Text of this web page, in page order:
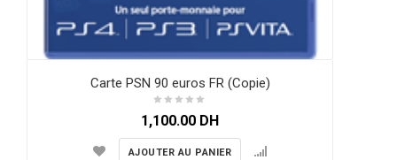
Carte PSN 90 euros FR (Copie)
1,100.00 DH
AJOUTER AU PANIER